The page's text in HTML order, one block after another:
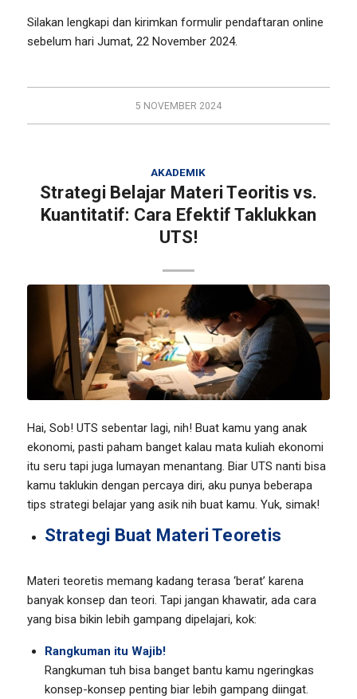
Silakan lengkapi dan kirimkan formulir pendaftaran online
sebelum hari Jumat, 22 November 2024.
5 NOVEMBER 2024
AKADEMIK
Strategi Belajar Materi Teoritis vs.
Kuantitatif: Cara Efektif Taklukkan
UTS!
Hai, Sob! UTS sebentar lagi, nih! Buat kamu yang anak
ekonomi, pasti paham banget kalau mata kuliah ekonomi
itu seru tapi juga lumayan menantang. Biar UTS nanti bisa
kamu taklukin dengan percaya diri, aku punya beberapa
tips strategi belajar yang asik nih buat kamu. Yuk, simak!
Strategi Buat Materi Teoretis
Materi teoretis memang kadang terasa ‘berat’ karena
banyak konsep dan teori. Tapi jangan khawatir, ada cara
yang bisa bikin lebih gampang dipelajari, kok:
Rangkuman itu Wajib!
Rangkuman tuh bisa banget bantu kamu ngeringkas
konsep-konsep penting biar lebih gampang diingat.